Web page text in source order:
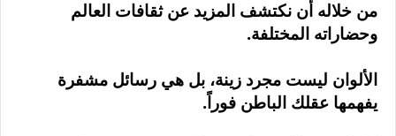
من خلاله أن نكتشف المزيد عن ثقافات العالم
وحضاراته المختلفة.
الألوان ليست مجرد زينة، بل هي رسائل مشفرة
يفهمها عقلك الباطن فوراً.